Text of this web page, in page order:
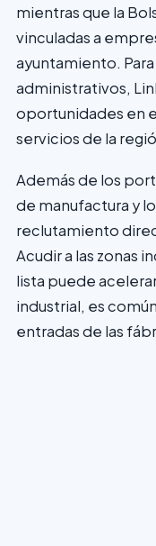
mientras que la
vinculadas a
ayuntamiento.
administrativos,
oportunidades en
servicios de la
Además de los
de manufactura y
reclutamiento
Acudir a las zonas
lista puede
industrial, es
entradas de las